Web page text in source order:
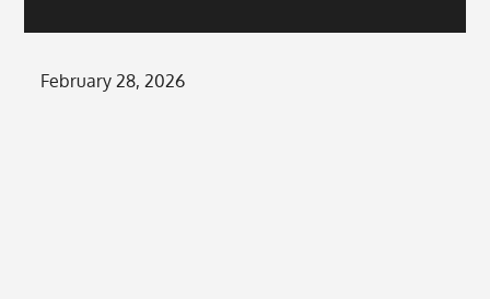
Posted
February 28, 2026